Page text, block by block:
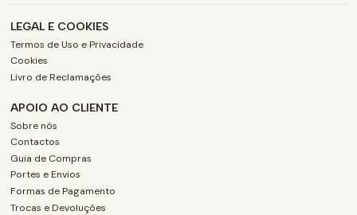
LEGAL E COOKIES
Termos de Uso e Privacidade
Cookies
Livro de Reclamações
APOIO AO CLIENTE
Sobre nós
Contactos
Guia de Compras
Portes e Envios
Formas de Pagamento
Trocas e Devoluções